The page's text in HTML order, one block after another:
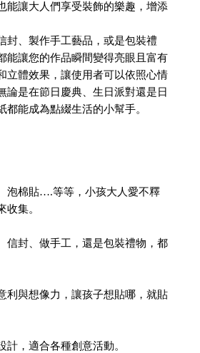
能讓大人們享受裝飾的樂趣，增添
封、製作手工藝品，或是包裝禮
能讓您的作品瞬間變得亮眼且富有
立體效果，讓使用者可以依照心情
論是在節日慶典、生日派對還是日
都能成為點綴生活的小幫手。
泡棉貼….等等，小孩大人愛不釋
收集。
信封、做手工，還是包裝禮物，都
利與想像力，讓孩子想貼哪，就貼
計，適合各種創意活動。